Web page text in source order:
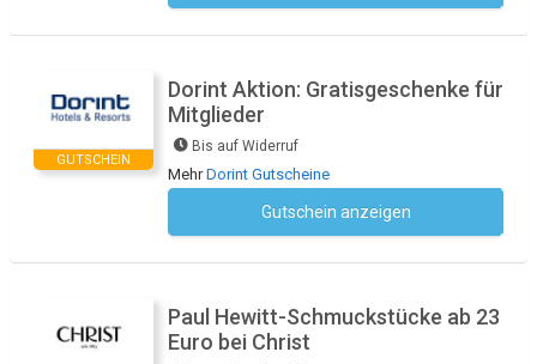
GUTSCHEIN
Dorint Aktion: Gratisgeschenke für
Mitglieder
Bis auf Widerruf
MehrDorint Gutscheine
Gutschein anzeigen
Paul Hewitt-Schmuckstücke ab 23
Euro bei Christ